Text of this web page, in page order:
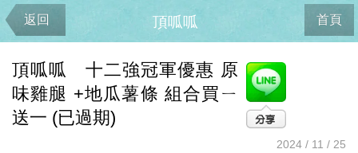
返回 首頁
頂呱呱
頂呱呱 十二強冠軍優惠 原
味雞腿 +地瓜薯條 組合買ㄧ
送一 (已過期)
2024 / 11 / 25